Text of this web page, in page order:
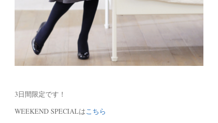
3日間限定です！
WEEKEND SPECIALはこちら